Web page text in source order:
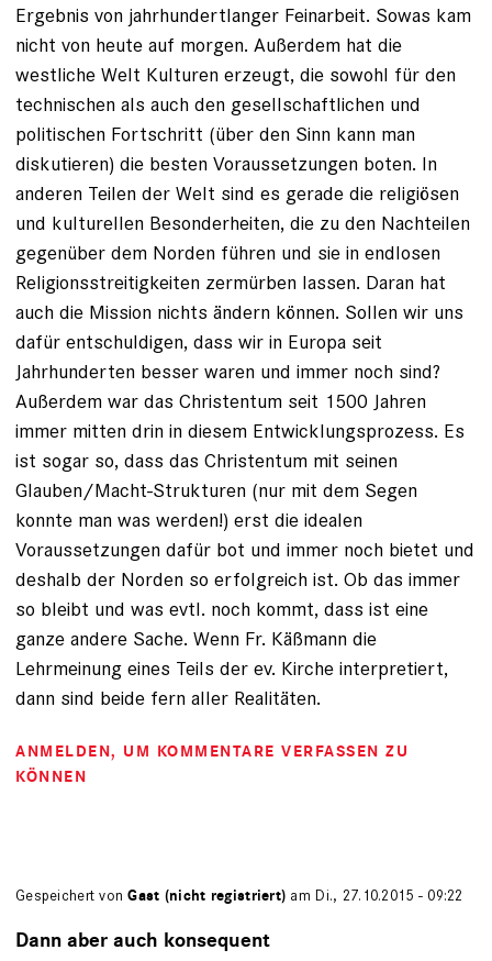
Ergebnis von jahrhundertlanger Feinarbeit. Sowas kam
nicht von heute auf morgen. Außerdem hat die
westliche Welt Kulturen erzeugt, die sowohl für den
technischen als auch den gesellschaftlichen und
politischen Fortschritt (über den Sinn kann man
diskutieren) die besten Voraussetzungen boten. In
anderen Teilen der Welt sind es gerade die religiösen
und kulturellen Besonderheiten, die zu den Nachteilen
gegenüber dem Norden führen und sie in endlosen
Religionsstreitigkeiten zermürben lassen. Daran hat
auch die Mission nichts ändern können. Sollen wir uns
dafür entschuldigen, dass wir in Europa seit
Jahrhunderten besser waren und immer noch sind?
Außerdem war das Christentum seit 1500 Jahren
immer mitten drin in diesem Entwicklungsprozess. Es
ist sogar so, dass das Christentum mit seinen
Glauben/Macht-Strukturen (nur mit dem Segen
konnte man was werden!) erst die idealen
Voraussetzungen dafür bot und immer noch bietet und
deshalb der Norden so erfolgreich ist. Ob das immer
so bleibt und was evtl. noch kommt, dass ist eine
ganze andere Sache. Wenn Fr. Käßmann die
Lehrmeinung eines Teils der ev. Kirche interpretiert,
dann sind beide fern aller Realitäten.
ANMELDEN, UM KOMMENTARE VERFASSEN ZU
KÖNNEN
Gespeichert vonGast (nicht registriert) am Di., 27.10.2015 - 09:22
Dann aber auch konsequent